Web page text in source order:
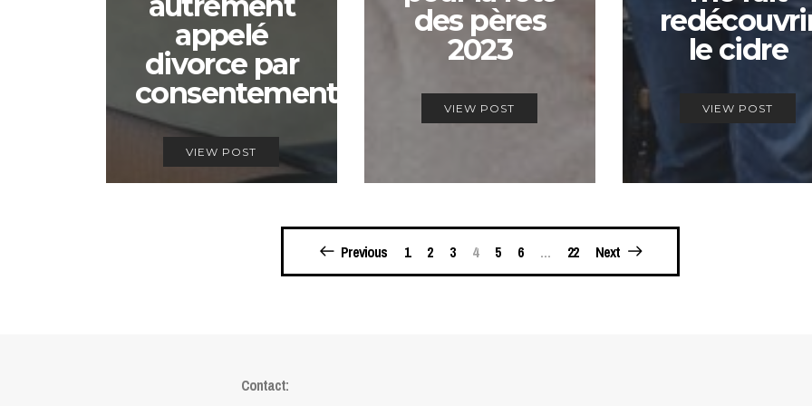
appelé
divorce par
consentement
VIEW POST
des pères
2023
VIEW POST
le cidre
VIEW POST
Previous 1 2 3 4 5 6 … 22 Next
Contact: